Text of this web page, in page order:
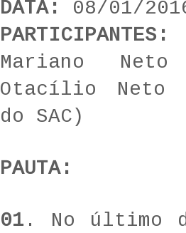
DATA: 08/01/
PARTICIPANTES:
Mariano
Otacílio Neto
do SAC)
PAUTA:
01 . No último